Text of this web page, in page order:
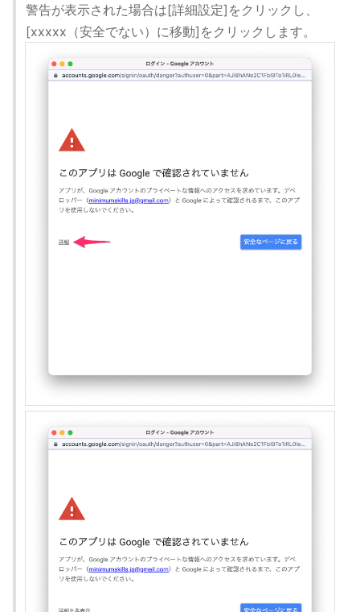
警告が表示された場合は[詳細設定]をクリックし、
[xxxxx（安全でない）に移動]をクリックします。